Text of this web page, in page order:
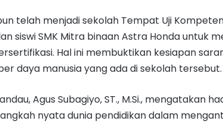
telah menjadi sekolah Tempat Uji
siswi SMK Mitra binaan Astra Honda untuk
Hal ini membuktikan kesiapan
daya manusia yang ada di sekolah tersebut.
Agus Subagiyo, ST., M.Si., mengatakan
nyata dunia pendidikan dalam